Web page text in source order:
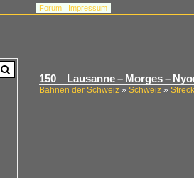
Forum Impressum
150 Lausanne – Morges –
Bahnen der Schweiz » Schweiz »